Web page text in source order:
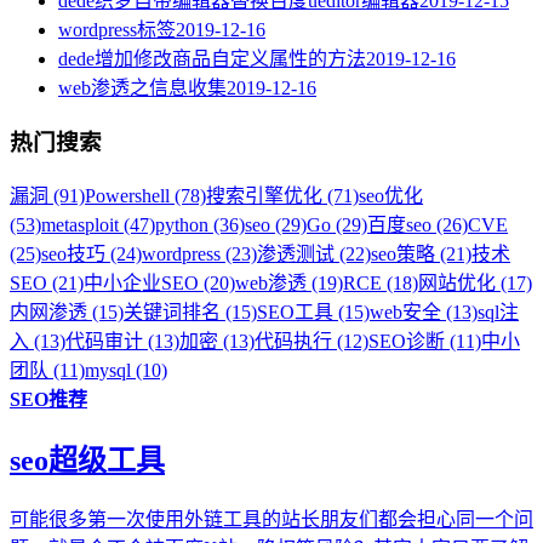
wordpress标签2019-12-16
dede增加修改商品自定义属性的方法2019-12-16
web渗透之信息收集2019-12-16
热门搜索
漏洞 (91)Powershell (78)搜索引擎优化 (71)seo优化
(53)metasploit (47)python (36)seo (29)Go (29)百度seo (26)CVE
(25)seo技巧 (24)wordpress (23)渗透测试 (22)seo策略 (21)技术
SEO (21)中小企业SEO (20)web渗透 (19)RCE (18)网站优化 (17)
内网渗透 (15)关键词排名 (15)SEO工具 (15)web安全 (13)sql注
入 (13)代码审计 (13)加密 (13)代码执行 (12)SEO诊断 (11)中小
团队 (11)mysql (10)
SEO推荐
seo超级工具
可能很多第一次使用外链工具的站长朋友们都会担心同一个问